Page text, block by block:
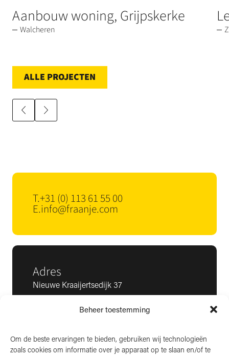
Beheer toestemming
Om de beste ervaringen te bieden, gebruiken wij technologieën
zoals cookies om informatie over je apparaat op te slaan en/of te
Aanbouw woning, Grijpskerke
Walcheren
ALLE PROJECTEN
T.+31 (0) 113 61 55 00
E.info@fraanje.com
Adres
Nieuwe Kraaijertsedijk 37
4458 NK ’s-Heer Arendskerke
BTW: NL006850807